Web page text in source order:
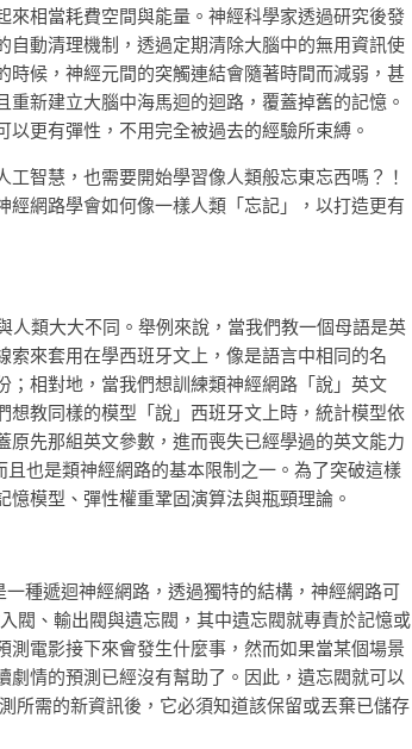
相當耗費空間與能量。神經科學家透過研究後發
動清理機制，透過定期清除大腦中的無用資訊使
候，神經元間的突觸連結會隨著時間而減弱，甚
新建立大腦中海馬迴的迴路，覆蓋掉舊的記憶。
更有彈性，不用完全被過去的經驗所束縛。
智慧，也需要開始學習像人類般忘東忘西嗎？！
網路學會如何像一樣人類「忘記」，以打造更有
類大大不同。舉例來說，當我們教一個母語是英
來套用在學西班牙文上，像是語言中相同的名
相對地，當我們想訓練類神經網路「說」英文
想教同樣的模型「說」西班牙文上時，統計模型依
先那組英文參數，進而喪失已經學過的英文能力
也是類神經網路的基本限制之一。為了突破這樣
模型、彈性權重鞏固演算法與瓶頸理論。
種遞迴神經網路，透過獨特的結構，神經網路可
閥、輸出閥與遺忘閥，其中遺忘閥就專責於記憶或
電影接下來會發生什麼事，然而如果當某個場景
情的預測已經沒有幫助了。因此，遺忘閥就可以
所需的新資訊後，它必須知道該保留或丟棄已儲存